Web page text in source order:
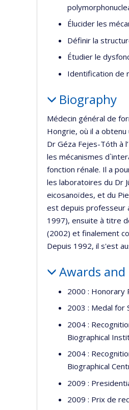
Élucider les
Définir la
Étudier le
Identification de
Biography
Médecin général de
Hongrie, où il a
Dr Géza Fejes-Tóth à
les mécanismes
fonction rénale. Il a
les laboratoires du Dr
eicosanoïdes, et du
est depuis professeur
1997), ensuite à titre
(2002) et finalement
Depuis 1992, il s'est
Awards
2000 : Honorary
2003 : Medal for
2004 :
Biographical
2004 :
Biographical
2009 :
2009 : Prix de